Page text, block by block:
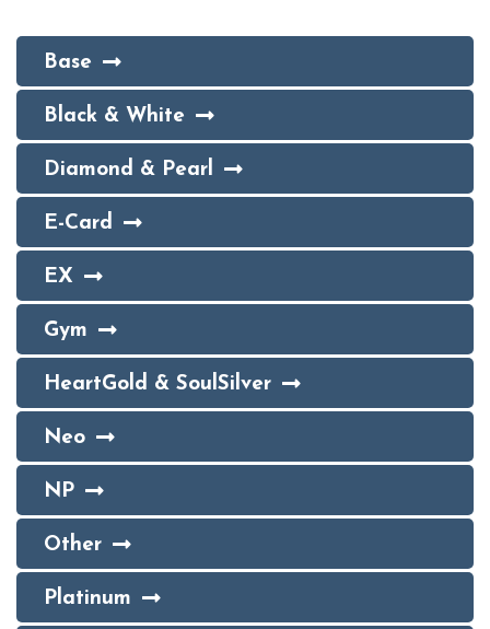
Base
Black & White
Diamond & Pearl
E-Card
EX
Gym
HeartGold & SoulSilver
Neo
NP
Other
Platinum